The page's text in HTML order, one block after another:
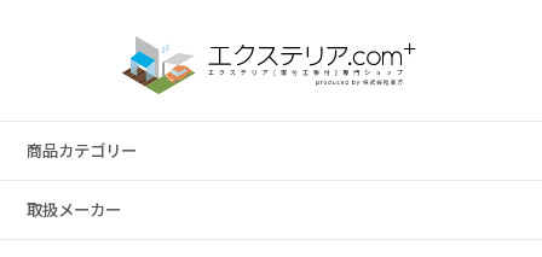
商品カテゴリー
取扱メーカー